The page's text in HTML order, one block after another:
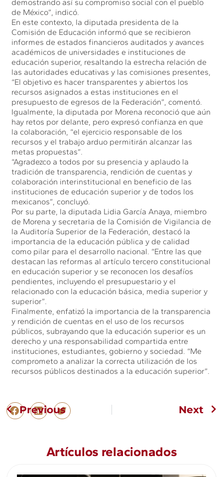
demostrando así su compromiso social con el pueblo
de México”, indicó.
En este contexto, la diputada presidenta de la
Comisión de Educación informó que se recibieron
informes de estados financieros auditados y avances
académicos de universidades e instituciones de
educación superior, resaltando la estrecha relación de
las autoridades educativas y las comisiones presentes,
“El objetivo es hacer transparentes y abiertos los
recursos asignados a estas instituciones en el
presupuesto de egresos de la Federación”, comentó.
Igualmente, la diputada por Morena reconoció que aún
hay retos por delante, pero expresó confianza en que
la colaboración, “el ejercicio responsable de los
recursos y el trabajo arduo permitirán alcanzar las
metas propuestas”.
“Agradezco a todos por su presencia y aplaudo la
tradición de transparencia, rendición de cuentas y
colaboración interinstitucional en beneficio de las
instituciones de educación superior y de todos los
mexicanos”, concluyó.
Por su parte, la diputada Lidia García Anaya, miembro
de Morena y secretaria de la Comisión de Vigilancia de
la Auditoría Superior de la Federación, destacó la
importancia de la educación pública y de calidad
como pilar para el desarrollo nacional. “Entre las que
destacan las reformas al artículo tercero constitucional
en educación superior y se reconocen los desafíos
pendientes, incluyendo el presupuestario y el
relacionado con la educación básica, media superior y
superior”.
Finalmente, enfatizó la importancia de la transparencia
y rendición de cuentas en el uso de los recursos
públicos, subrayando que la educación superior es un
derecho y una responsabilidad compartida entre
instituciones, estudiantes, gobierno y sociedad. “Me
comprometo a analizar la correcta utilización de los
recursos públicos destinados a la educación superior”.
Previous Next
Artículos relacionados